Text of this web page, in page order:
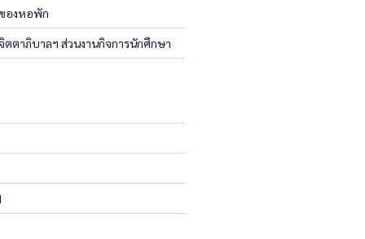
องหอพัก
ตาภิบาลฯ ส่วนงานกิจการนักศึกษา